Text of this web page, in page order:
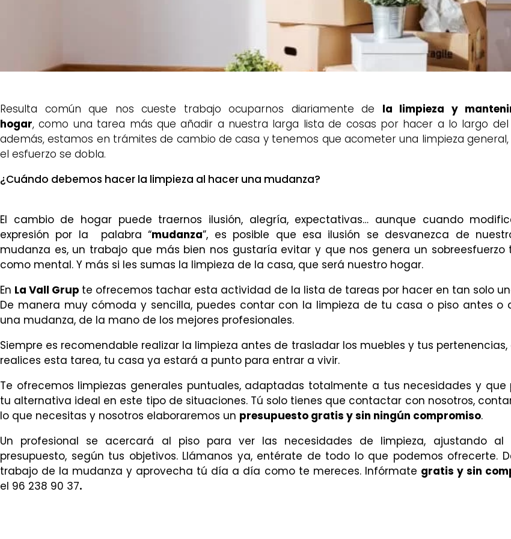
Resulta común que nos cueste trabajo ocuparnos diariamente de la limpieza y
hogar, como una tarea más que añadir a nuestra larga lista de cosas por hacer a lo largo del
además, estamos en trámites de cambio de casa y tenemos que acometer una limpieza
el esfuerzo se dobla.
¿Cuándo debemos hacer la limpieza al hacer una mudanza?
El cambio de hogar puede traernos ilusión, alegría, expectativas… aunque cuando
expresión por la palabra “mudanza”, es posible que esa ilusión se desvanezca de
mudanza es, un trabajo que más bien nos gustaría evitar y que nos genera un
como mental. Y más si les sumas la limpieza de la casa, que será nuestro hogar.
En La Vall Grup te ofrecemos tachar esta actividad de la lista de tareas por hacer en tan solo
De manera muy cómoda y sencilla, puedes contar con la limpieza de tu casa o piso antes o
una mudanza, de la mano de los mejores profesionales.
Siempre es recomendable realizar la limpieza antes de trasladar los muebles y tus
realices esta tarea, tu casa ya estará a punto para entrar a vivir.
Te ofrecemos limpiezas generales puntuales, adaptadas totalmente a tus necesidades y que
tu alternativa ideal en este tipo de situaciones. Tú solo tienes que contactar con nosotros,
lo que necesitas y nosotros elaboraremos un presupuesto gratis y sin ningún compromiso.
Un profesional se acercará al piso para ver las necesidades de limpieza, ajustando al
presupuesto, según tus objetivos. Llámanos ya, entérate de todo lo que podemos ofrecerte.
trabajo de la mudanza y aprovecha tú día a día como te mereces. Infórmate gratis y sin
el 96 238 90 37.